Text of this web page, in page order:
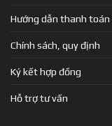
Hướng dẫn thanh toán
Chính sách, quy định
Ký kết hợp đồng
Hỗ trợ tư vấn